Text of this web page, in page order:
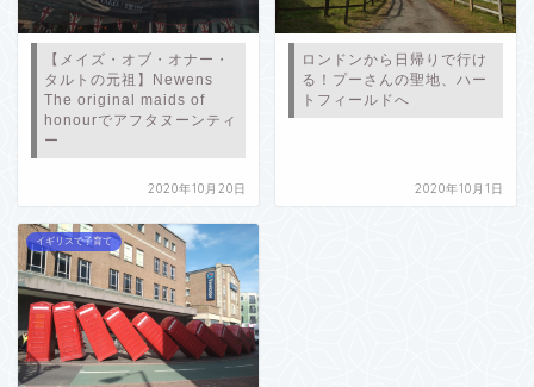
【メイズ・オブ・オナー・
タルトの元祖】Newens
The original maids of
honourでアフタヌーンティ
ー
2020年10月20日
ロンドンから日帰りで行け
る！プーさんの聖地、ハー
トフィールドへ
2020年10月1日
イギリスで子育て